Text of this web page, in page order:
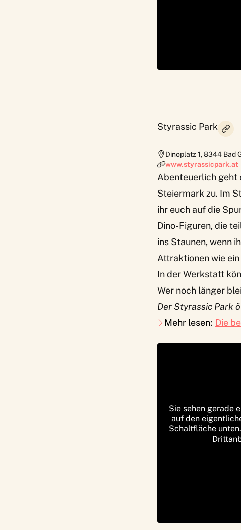
Styrassic Park
Dinoplatz 1,8344 Bad
www.styrassicpark.at
Abenteuerlich geht
Steiermark zu. Im
ihr euch auf die
Dino-Figuren, die
ins Staunen, wenn
Attraktionen wie
In der Werkstatt
Wer noch länger
Der Styrassic Park
Mehr lesen: Die
Sie sehen gerade
auf den
Schaltfläche